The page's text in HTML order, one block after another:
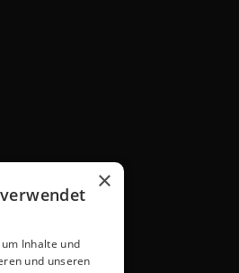
×
Inhalte und
und unseren